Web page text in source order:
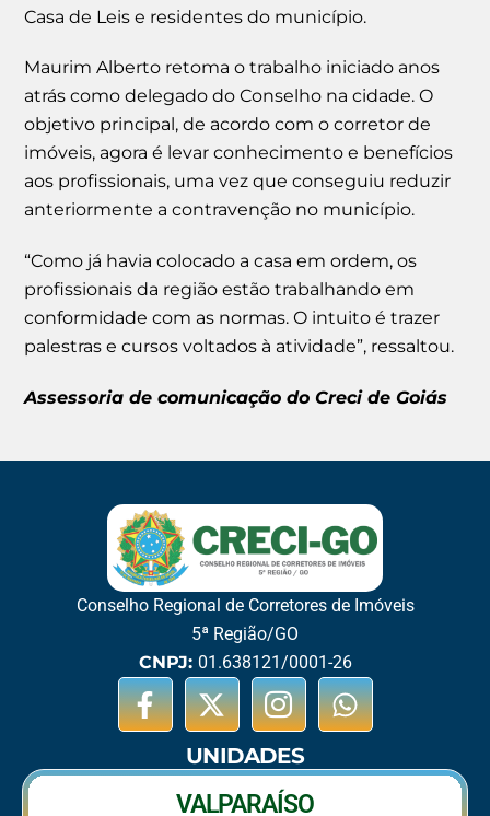
Casa de Leis e residentes do município.
Maurim Alberto retoma o trabalho iniciado anos
atrás como delegado do Conselho na cidade. O
objetivo principal, de acordo com o corretor de
imóveis, agora é levar conhecimento e benefícios
aos profissionais, uma vez que conseguiu reduzir
anteriormente a contravenção no município.
“Como já havia colocado a casa em ordem, os
profissionais da região estão trabalhando em
conformidade com as normas. O intuito é trazer
palestras e cursos voltados à atividade”, ressaltou.
Assessoria de comunicação do Creci de Goiás
Conselho Regional de Corretores de Imóveis
5ª Região/GO
CNPJ: 01.638121/0001-26
UNIDADES
VALPARAÍSO